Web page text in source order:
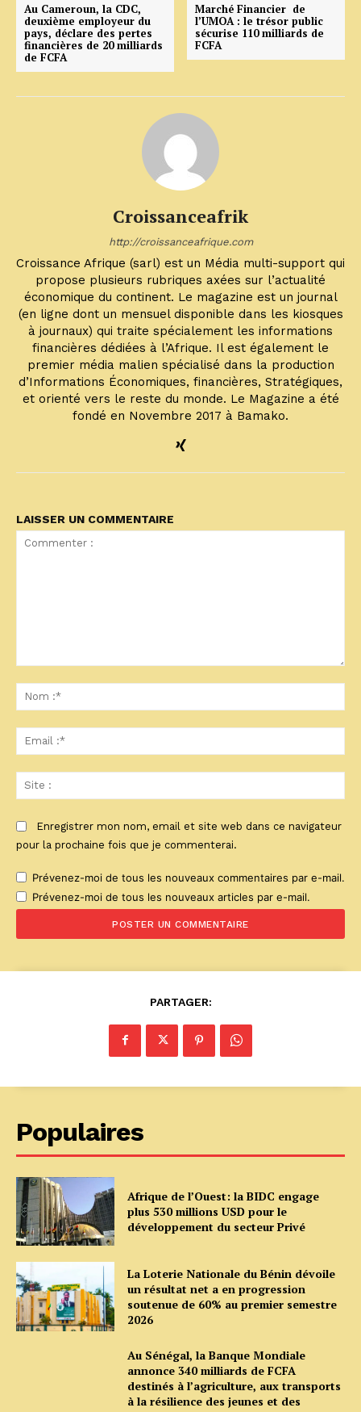
Au Cameroun, la CDC,
deuxième employeur du
pays, déclare des pertes
financières de 20 milliards
de FCFA
Marché Financier de
l’UMOA : le trésor public
sécurise 110 milliards de
FCFA
Croissanceafrik
http://croissanceafrique.com
Croissance Afrique (sarl) est un Média multi-support qui
propose plusieurs rubriques axées sur l’actualité
économique du continent. Le magazine est un journal
(en ligne dont un mensuel disponible dans les kiosques
à journaux) qui traite spécialement les informations
financières dédiées à l’Afrique. Il est également le
premier média malien spécialisé dans la production
d’Informations Économiques, financières, Stratégiques,
et orienté vers le reste du monde. Le Magazine a été
fondé en Novembre 2017 à Bamako.
LAISSER UN COMMENTAIRE
:*
:*
:
Enregistrer mon nom, email et site web dans ce navigateur
pour la prochaine fois que je commenterai.
Prévenez-moi de tous les nouveaux commentaires par e-mail.
Prévenez-moi de tous les nouveaux articles par e-mail.
PARTAGER:
Populaires
Afrique de l’Ouest: la BIDC engage
plus 530 millions USD pour le
développement du secteur Privé
La Loterie Nationale du Bénin dévoile
un résultat net a en progression
soutenue de 60% au premier semestre
2026
Au Sénégal, la Banque Mondiale
annonce 340 milliards de FCFA
destinés à l’agriculture, aux transports
à la résilience des jeunes et des